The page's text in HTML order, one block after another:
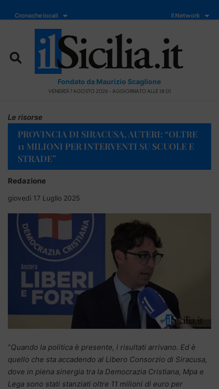
Cronache locali Il Network
Fondato da Maurizio Scaglione
VENERDÌ 7 AGOSTO 2026 - AGGIORNATO ALLE 18:01
Le risorse
PROVINCIA DI SIRACUSA, AUTERI: “OLTRE
11 MILIONI PER INTERVENTI SU SCUOLE E
STRADE”
Redazione
giovedì 17 Luglio 2025
“Quando la politica è presente, i risultati arrivano. Ed è
quello che sta accadendo al Libero Consorzio di Siracusa,
dove in piena sinergia tra la Democrazia Cristiana, Mpa e
Lega sono stati stanziati oltre 11 milioni di euro per